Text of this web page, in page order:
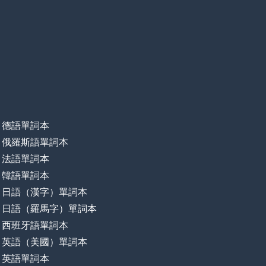
德語單詞本
俄羅斯語單詞本
法語單詞本
韓語單詞本
日語（漢字）單詞本
日語（羅馬字）單詞本
西班牙語單詞本
英語（美國）單詞本
英語單詞本